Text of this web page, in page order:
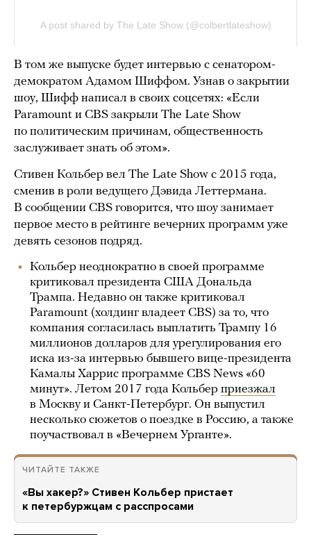
В том же выпуске будет интервью с сенатором-
демократом Адамом Шиффом. Узнав о закрытии
шоу, Шифф написал в своих соцсетях: «Если
Paramount и CBS закрыли The Late Show
по политическим причинам, общественность
заслуживает знать об этом».
Стивен Кольбер вел The Late Show с 2015 года,
сменив в роли ведущего Дэвида Леттермана.
В сообщении CBS говорится, что шоу занимает
первое место в рейтинге вечерних программ уже
девять сезонов подряд.
Кольбер неоднократно в своей программе
критиковал президента США Дональда
Трампа. Недавно он также критиковал
Paramount (холдинг владеет CBS) за то, что
компания согласилась выплатить Трампу 16
миллионов долларов для урегулирования его
иска из-за интервью бывшего вице-президента
Камалы Харрис программе CBS News «60
минут». Летом 2017 года Кольбер приезжал
в Москву и Санкт-Петербург. Он выпустил
несколько сюжетов о поездке в Россию, а также
поучаствовал в «Вечернем Урганте».
ЧИТАЙТЕ ТАКЖЕ
«Вы хакер?» Стивен Кольбер пристает
к петербуржцам с расспросами